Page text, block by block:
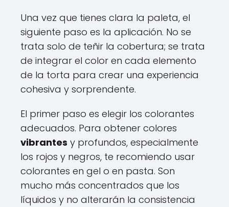
Una vez que tienes clara la paleta, el
siguiente paso es la aplicación. No se
trata solo de teñir la cobertura; se trata
de integrar el color en cada elemento
de la torta para crear una experiencia
cohesiva y sorprendente.
El primer paso es elegir los colorantes
adecuados. Para obtener colores
vibrantes y profundos, especialmente
los rojos y negros, te recomiendo usar
colorantes en gel o en pasta. Son
mucho más concentrados que los
líquidos y no alterarán la consistencia